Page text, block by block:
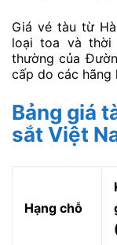
Giá vé tàu từ
loại toa và thời
thường của
cấp do các hãng
Bảng giá
sắt Việt
Hạng chỗ